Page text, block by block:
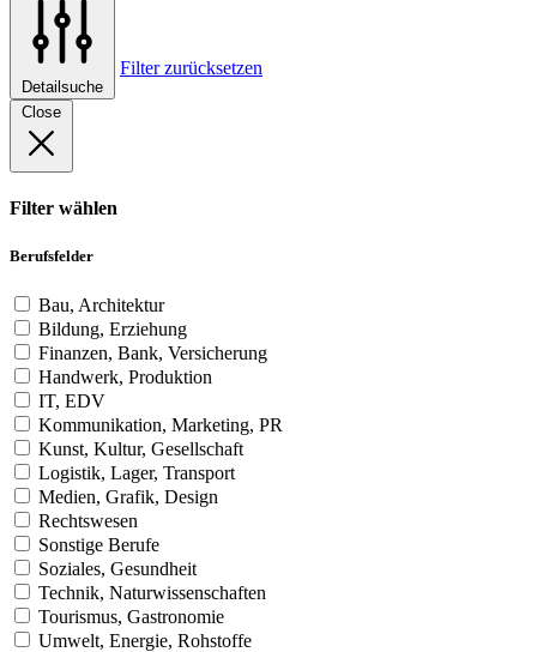
Detailsuche
Filter zurücksetzen
Close
Filter wählen
Berufsfelder
Bau, Architektur
Bildung, Erziehung
Finanzen, Bank, Versicherung
Handwerk, Produktion
IT, EDV
Kommunikation, Marketing, PR
Kunst, Kultur, Gesellschaft
Logistik, Lager, Transport
Medien, Grafik, Design
Rechtswesen
Sonstige Berufe
Soziales, Gesundheit
Technik, Naturwissenschaften
Tourismus, Gastronomie
Umwelt, Energie, Rohstoffe